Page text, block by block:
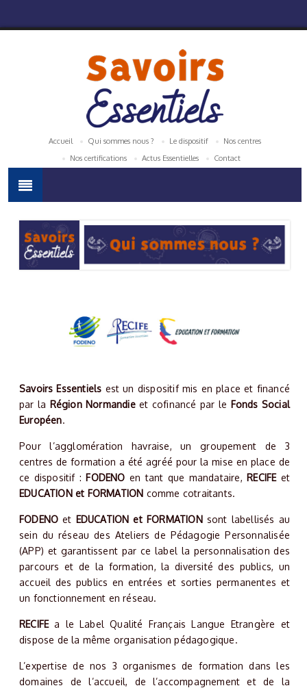
Accueil Qui sommes nous ? Le dispositif
Nos centres
Nos certifications
Actus Essentielles Contact
Savoirs Essentiels est un dispositif mis en place et financé
par la Région Normandieet cofinancé par le Fonds Social
Européen.
Pour l’agglomération havraise, un groupement de 3
centres de formation a été agréé pour la mise en place de
ce dispositif : FODENO en tant que mandataire, RECIFEet
EDUCATION et FORMATION comme cotraitants.
FODENO et EDUCATION et FORMATIONsont labellisés au
sein du réseau des Ateliers de Pédagogie Personnalisée
(APP) et garantissent par ce label la personnalisation des
parcours et de la formation, la diversité des publics, un
accueil des publics en entrées et sorties permanentes et
un fonctionnement en réseau.
RECIFEa le Label Qualité Français Langue Etrangère et
dispose de la même organisation pédagogique.
L’expertise de nos 3 organismes de formation dans les
domaines de l’accueil, de l’accompagnement et de la